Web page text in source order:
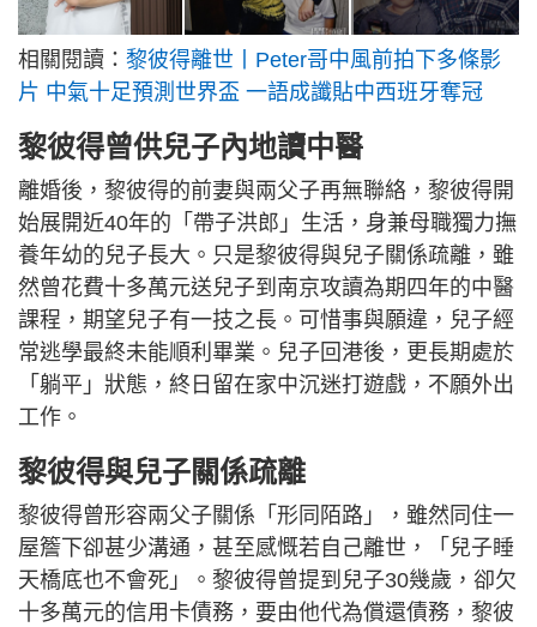
相關閱讀： 黎彼得離世丨Peter哥中風前拍下多條影
片 中氣十足預測世界盃 一語成讖貼中西班牙奪冠
黎彼得曾供兒子內地讀中醫
離婚後，黎彼得的前妻與兩父子再無聯絡，黎彼得開
始展開近40年的「帶子洪郎」生活，身兼母職獨力撫
養年幼的兒子長大。只是黎彼得與兒子關係疏離，雖
然曾花費十多萬元送兒子到南京攻讀為期四年的中醫
課程，期望兒子有一技之長。可惜事與願違，兒子經
常逃學最終未能順利畢業。兒子回港後，更長期處於
「躺平」狀態，終日留在家中沉迷打遊戲，不願外出
工作。
黎彼得與兒子關係疏離
黎彼得曾形容兩父子關係「形同陌路」，雖然同住一
屋簷下卻甚少溝通，甚至感慨若自己離世，「兒子睡
天橋底也不會死」。黎彼得曾提到兒子30幾歲，卻欠
十多萬元的信用卡債務，要由他代為償還債務，黎彼